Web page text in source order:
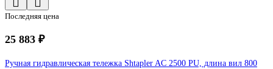
Последняя цена
25 883 ₽
Ручная гидравлическая тележка Shtapler AC 2500 PU, длина вил 800